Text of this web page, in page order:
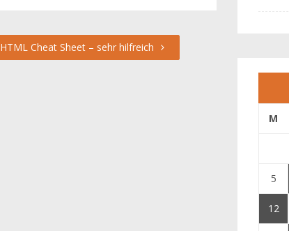
HTML Cheat Sheet – sehr hilfreich
M
5
12